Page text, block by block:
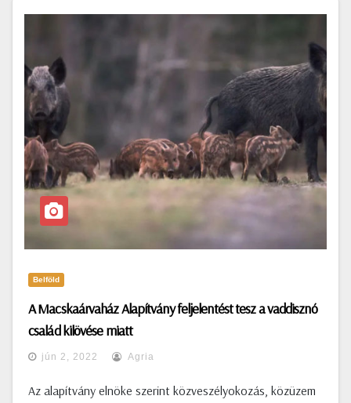
Belföld
A Macskaárvaház Alapítvány feljelentést tesz a vaddisznó
család kilövése miatt
jún 2, 2022 Agria
Az alapítvány elnöke szerint közveszélyokozás, közüzem